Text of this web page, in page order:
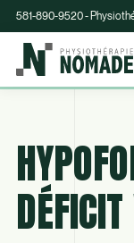
581-890-9520 -